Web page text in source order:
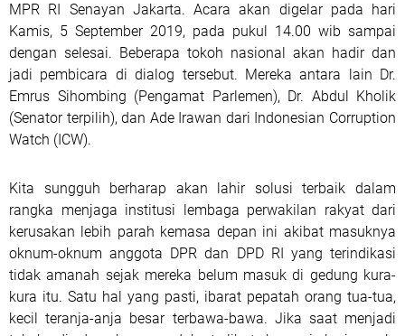
MPR RI Senayan Jakarta. Acara akan digelar pada hari
Kamis, 5 September 2019, pada pukul 14.00 wib sampai
dengan selesai. Beberapa tokoh nasional akan hadir dan
jadi pembicara di dialog tersebut. Mereka antara lain Dr.
Emrus Sihombing (Pengamat Parlemen), Dr. Abdul Kholik
(Senator terpilih), dan Ade Irawan dari Indonesian Corruption
Watch (ICW).
Kita sungguh berharap akan lahir solusi terbaik dalam
rangka menjaga institusi lembaga perwakilan rakyat dari
kerusakan lebih parah kemasa depan ini akibat masuknya
oknum-oknum anggota DPR dan DPD RI yang terindikasi
tidak amanah sejak mereka belum masuk di gedung kura-
kura itu. Satu hal yang pasti, ibarat pepatah orang tua-tua,
kecil teranja-anja besar terbawa-bawa. Jika saat menjadi